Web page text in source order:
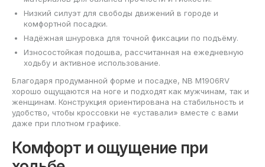
Низкий силуэт для свободы движений в городе и
комфортной посадки.
Надёжная шнуровка для точной фиксации по подъёму.
Износостойкая подошва, рассчитанная на ежедневную
ходьбу и активное использование.
Благодаря продуманной форме и посадке, NB M1906RV
хорошо ощущаются на ноге и подходят как мужчинам, так и
женщинам. Конструкция ориентирована на стабильность и
удобство, чтобы кроссовки не «уставали» вместе с вами
даже при плотном графике.
Комфорт и ощущение при